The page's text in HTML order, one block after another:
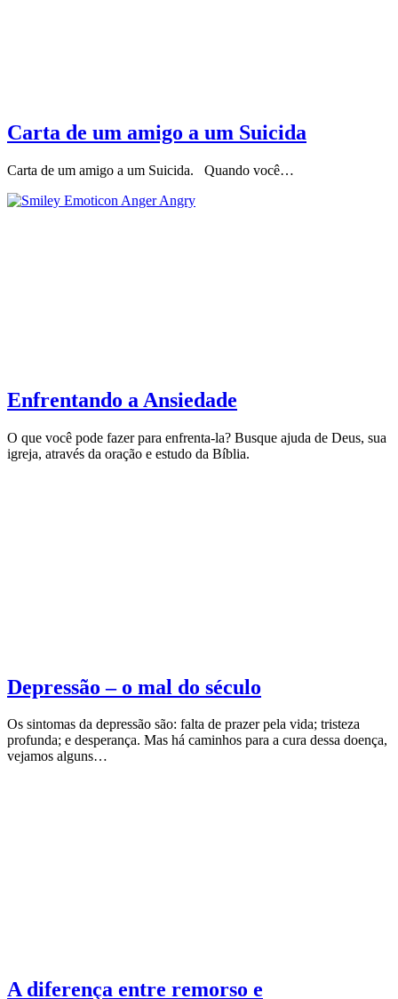
Carta de um amigo a um Suicida
Carta de um amigo a um Suicida. Quando você…
Enfrentando a Ansiedade
O que você pode fazer para enfrenta-la? Busque ajuda de Deus, sua
igreja, através da oração e estudo da Bíblia.
Depressão – o mal do século
Os sintomas da depressão são: falta de prazer pela vida; tristeza
profunda; e desperança. Mas há caminhos para a cura dessa doença,
vejamos alguns…
A diferença entre remorso e